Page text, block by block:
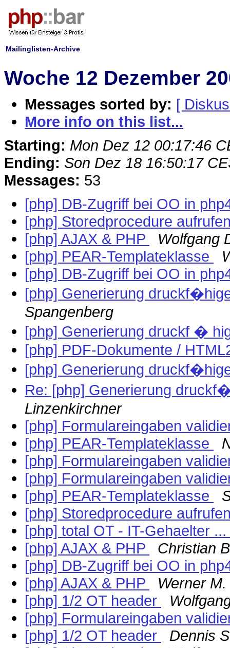
Mailinglisten-Archive
Woche 12 Dezember
Messages sorted by: [
More info on this list...
Starting: Mon Dez 12 00:17:46
Ending: Son Dez 18 16:50:17
Messages: 53
[php] DB-Zugriff bei OO in
[php] Storedprocedure
[php] AJAX & PHP
Wolfgang
[php] PEAR-Templateklasse
[php] DB-Zugriff bei OO in
[php] Generierung
Spangenberg
[php] Generierung druckf �
[php] PDF-Dokumente /
[php] Generierung
Re: [php] Generierung
Linzenkirchner
[php] Formulareingaben
[php] PEAR-Templateklasse
[php] Formulareingaben
[php] Formulareingaben
[php] PEAR-Templateklasse
[php] Storedprocedure
[php] total OT - IT-Gehaelter ...
[php] AJAX & PHP
Christian
[php] DB-Zugriff bei OO in
[php] AJAX & PHP
Werner
[php] 1/2 OT header
[php] Formulareingaben
[php] 1/2 OT header
Dennis